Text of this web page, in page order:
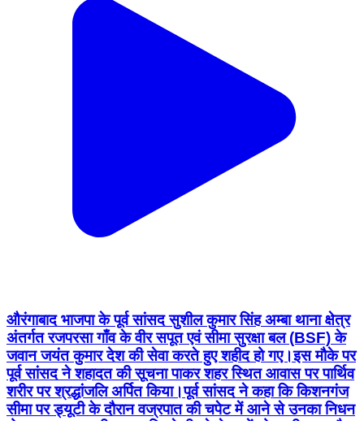
औरंगाबाद भाजपा के पूर्व सांसद सुशील कुमार सिंह अम्बा थाना क्षेत्र
अंतर्गत रजपरसा गाँव के वीर सपूत एवं सीमा सुरक्षा बल (BSF) के
जवान जयंत कुमार देश की सेवा करते हुए शहीद हो गए।इस मौके पर
पूर्व सांसद ने शहादत की सूचना पाकर शहर स्थित आवास पर पार्थिव
शरीर पर श्रद्धांजलि अर्पित किया।पूर्व सांसद ने कहा कि किशनगंज
सीमा पर ड्यूटी के दौरान वज्रपात की चपेट में आने से उनका निधन